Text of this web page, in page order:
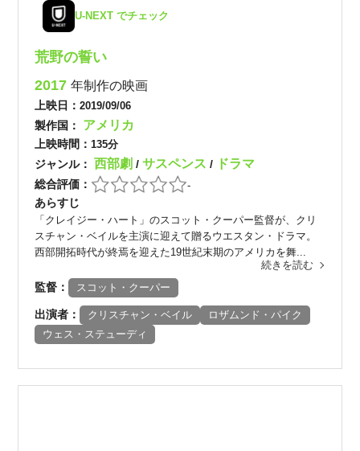
U-NEXT でチェック
荒野の誓い
2017年制作の映画
上映日：2019/09/06
製作国： アメリカ
上映時間： 135分
ジャンル： 西部劇/サスペンス/ ドラマ
総合評価： -
あらすじ
「クレイジー・ハート」のスコット・クーパー監督が、クリ
スチャン・ベイルを主演に迎えて贈るウエスタン・ドラマ。
西部開拓時代が終焉を迎えた19世紀末期のアメリカを舞...
続きを読む
監督： スコット・クーパー
出演者： クリスチャン・ベイル
ロザムンド・パイク
ウェス・ステューディ